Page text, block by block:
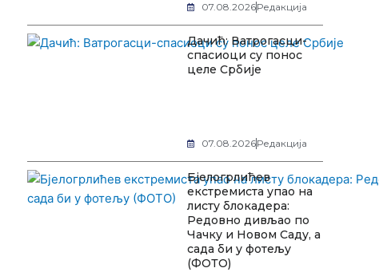
07.08.2026Редакција
Дачић: Ватрогасци-
спасиоци су понос
целе Србије
07.08.2026Редакција
Бјелогрлићев
екстремиста упао на
листу блокадера:
Редовно дивљао по
Чачку и Новом Саду, а
сада би у фотељу
(ФОТО)